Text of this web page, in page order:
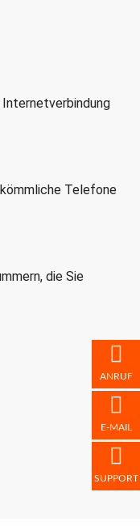
Telefone
die Sie
ANRUF
E-MAIL
SUPPORT